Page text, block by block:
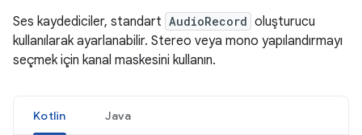
Ses kaydediciler, standart AudioRecord oluşturucu
kullanılarak ayarlanabilir. Stereo veya mono yapılandırmayı
seçmek için kanal maskesini kullanın.
Kotlin Java